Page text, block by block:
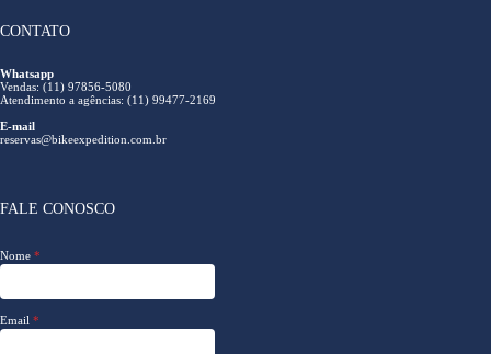
CONTATO
Whatsapp
Vendas: (11) 97856-5080
Atendimento a agências: (11) 99477-2169
E-mail
reservas@bikeexpedition.com.br
FALE CONOSCO
Nome *
Email *